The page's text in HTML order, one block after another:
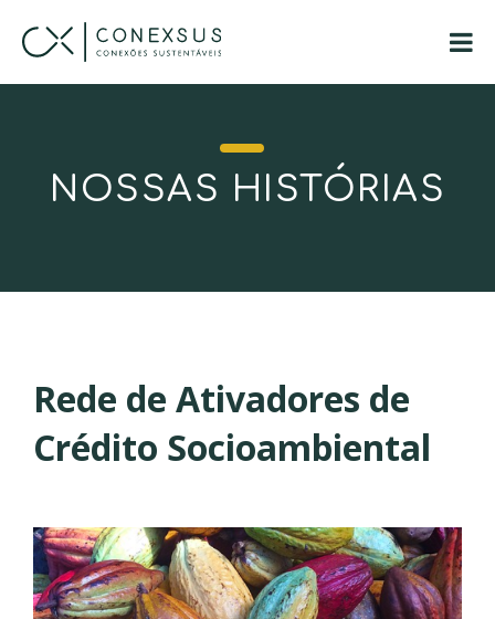
NOSSAS HISTÓRIAS
Rede de Ativadores de
Crédito Socioambiental